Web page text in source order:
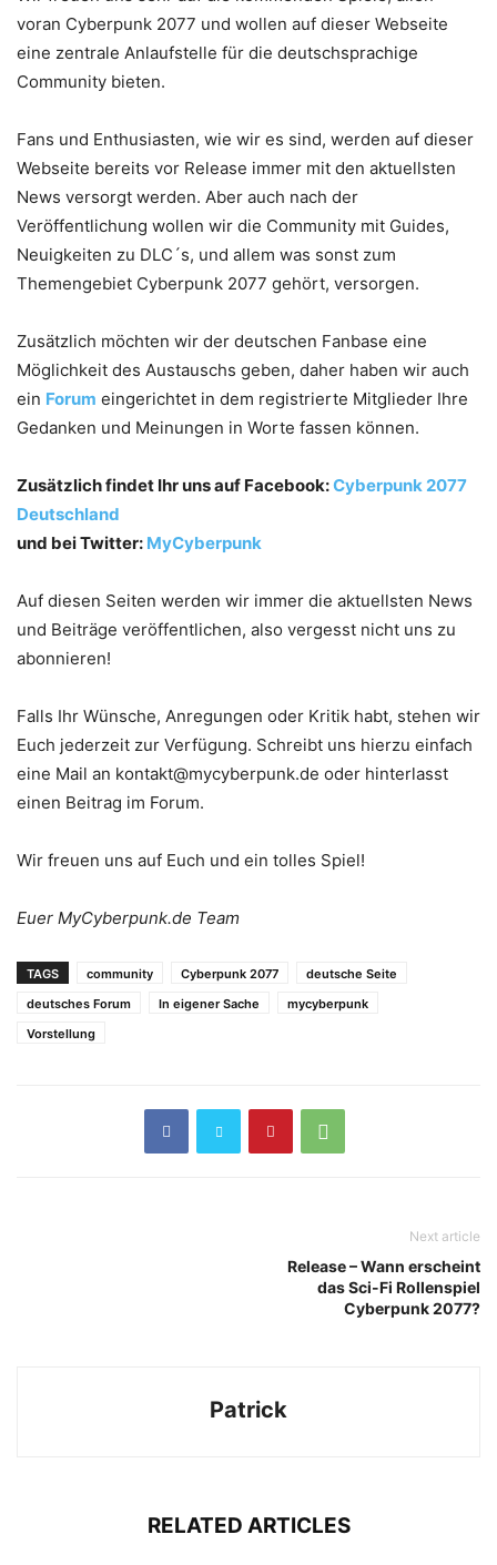
voran Cyberpunk 2077 und wollen auf dieser Webseite
eine zentrale Anlaufstelle für die deutschsprachige
Community bieten.
Fans und Enthusiasten, wie wir es sind, werden auf dieser
Webseite bereits vor Release immer mit den aktuellsten
News versorgt werden. Aber auch nach der
Veröffentlichung wollen wir die Community mit Guides,
Neuigkeiten zu DLC´s, und allem was sonst zum
Themengebiet Cyberpunk 2077 gehört, versorgen.
Zusätzlich möchten wir der deutschen Fanbase eine
Möglichkeit des Austauschs geben, daher haben wir auch
ein Forum eingerichtet in dem registrierte Mitglieder Ihre
Gedanken und Meinungen in Worte fassen können.
Zusätzlich findet Ihr uns auf Facebook:Cyberpunk 2077
Deutschland
und bei Twitter: MyCyberpunk
Auf diesen Seiten werden wir immer die aktuellsten News
und Beiträge veröffentlichen, also vergesst nicht uns zu
abonnieren!
Falls Ihr Wünsche, Anregungen oder Kritik habt, stehen wir
Euch jederzeit zur Verfügung. Schreibt uns hierzu einfach
eine Mail an kontakt@mycyberpunk.de oder hinterlasst
einen Beitrag im Forum.
Wir freuen uns auf Euch und ein tolles Spiel!
Euer MyCyberpunk.de Team
TAGS community Cyberpunk 2077
deutsche Seite
deutsches Forum
In eigener Sache
mycyberpunk
Vorstellung
Next article
Release – Wann erscheint
das Sci-Fi Rollenspiel
Cyberpunk 2077?
Patrick
RELATED ARTICLES